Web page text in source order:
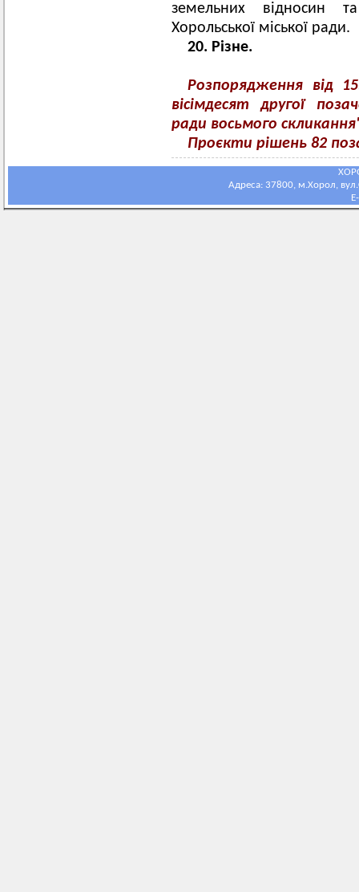
земельних відносин
Хорольської міської ради.
20. Різне.
Розпорядження від 15
вісімдесят другої
ради восьмого
Проєкти рішень 82
Адреса: 37800, м.Хорол,